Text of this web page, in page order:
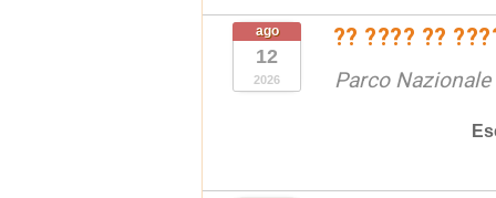
ago
12
2026
?? ???? ??
Parco